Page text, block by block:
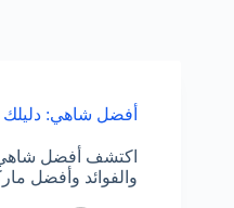
أفضل شاهي: دليلك
اكتشف أفضل شاهي
والفوائد وأفضل